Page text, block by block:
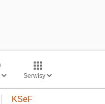
Serwisy
KSeF